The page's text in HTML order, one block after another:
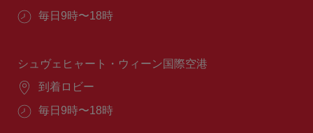
営
間：
毎日9時〜18時
シュヴェヒャート・ウィーン国際空港
場
到着ロビー
営
毎日9時〜18時